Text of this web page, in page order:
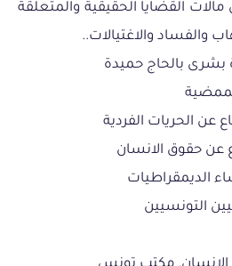
القضايا الحقيقية والمتعلقة
والفساد والاغتيالات..
بشرى بالحاج حميدة
عن الحريات الفردية
عن حقوق الانسان
الديمقراطيات
التونسيين